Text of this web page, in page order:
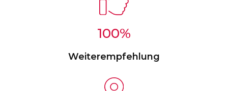
100%
Weiterempfehlung